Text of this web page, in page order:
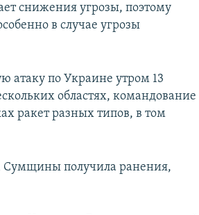
снижения угрозы, поэтому
в случае угрозы
атаку по Украине утром 13
областях, командование
ракет разных типов, в том
Сумщины получила ранения,